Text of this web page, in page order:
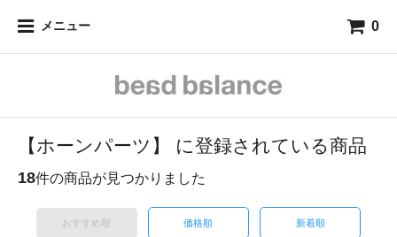
メニュー 0
【ホーンパーツ】 に登録されている商品
18件の商品が見つかりました
おすすめ順 価格順 新着順